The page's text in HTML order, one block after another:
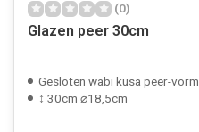
(0)
Glazen peer 30cm
Gesloten wabi kusa peer-vorm
↕ 30cm ⌀18,5cm